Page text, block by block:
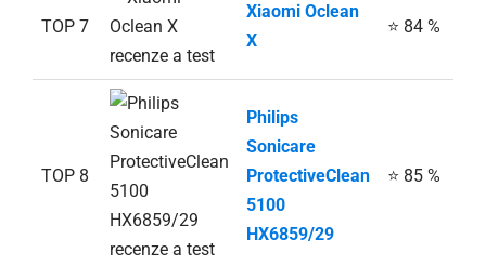
TOP 7
Xiaomi Oclean
X
⭐ 84 %
TOP 8
Philips
Sonicare
ProtectiveClean
5100
HX6859/29
⭐ 85 %